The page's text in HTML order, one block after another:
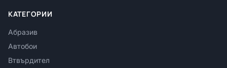
КАТЕГОРИИ
Абразив
Автобои
Втвърдител